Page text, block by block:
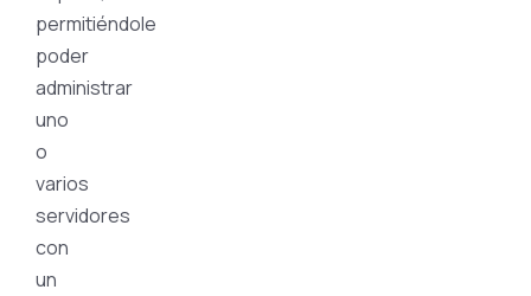
permitiéndole
poder
administrar
uno
o
varios
servidores
con
un